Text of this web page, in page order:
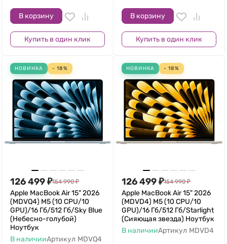
В корзину
Купить в один клик
В корзину
Купить в один клик
НОВИНКА - 18%
126 499₽154 990 ₽
Apple MacBook Air 15" 2026
(MDVQ4) M5 (10 CPU/10
GPU)/16 Гб/512 Гб/Sky Blue
(Небесно-голубой)
Ноутбук
В наличииАртикул MDVQ4
НОВИНКА - 18%
126 499₽154 990 ₽
Apple MacBook Air 15" 2026
(MDVD4) M5 (10 CPU/10
GPU)/16 Гб/512 Гб/Starlight
(Сияющая звезда) Ноутбук
В наличииАртикул MDVD4